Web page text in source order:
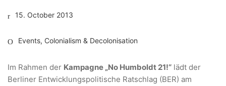
15. October 2013
Events, Colonialism & Decolonisation
Im Rahmen der Kampagne „No Humboldt 21!“ lädt der
Berliner Entwicklungspolitische Ratschlag (BER) am